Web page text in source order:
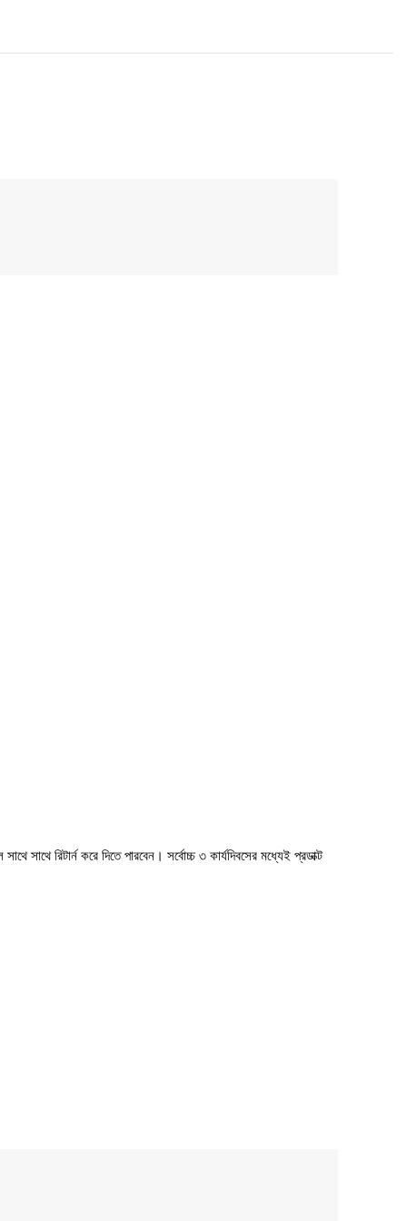
সাথে রিটার্ন করে দিতে পারবেন। সর্বোচ্চ ৩ কার্যদিবসের মধ্যেই প্রডাক্ট